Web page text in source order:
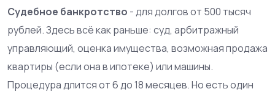
Судебное банкротство - для долгов от 500 тысяч
рублей. Здесь всё как раньше: суд, арбитражный
управляющий, оценка имущества, возможная продажа
квартиры (если она в ипотеке) или машины.
Процедура длится от 6 до 18 месяцев. Но есть один